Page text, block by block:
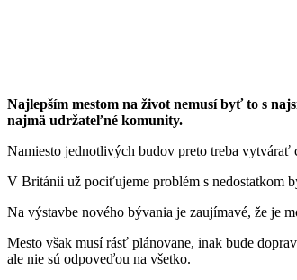
Najlepším mestom na život nemusí byť to s
najmä udržateľné komunity.
Namiesto jednotlivých budov preto treba vytvárať
V Británii už pociťujeme problém s nedostatkom
Na výstavbe nového bývania je zaujímavé, že je
Mesto však musí rásť plánovane, inak bude
ale nie sú odpoveďou na všetko.